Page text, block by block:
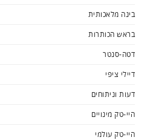
בינה מלאכותית
בראש הכותרות
דטה-סנטר
דיילי ציפי
דעות וניתוחים
היי-טק מינויים
היי-טק עולמי